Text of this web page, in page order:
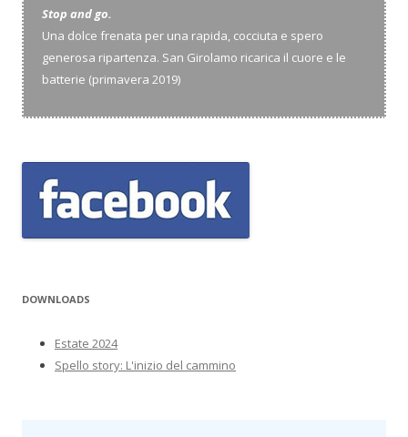
Stop and go.
Una dolce frenata per una rapida, cocciuta e spero
generosa ripartenza. San Girolamo ricarica il cuore e le
batterie (primavera 2019)
DOWNLOADS
Estate 2024
Spello story: L'inizio del cammino